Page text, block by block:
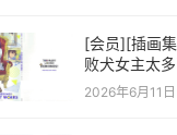
[会员][插画
败犬女主太
ARTWORKS
2026年6月11日